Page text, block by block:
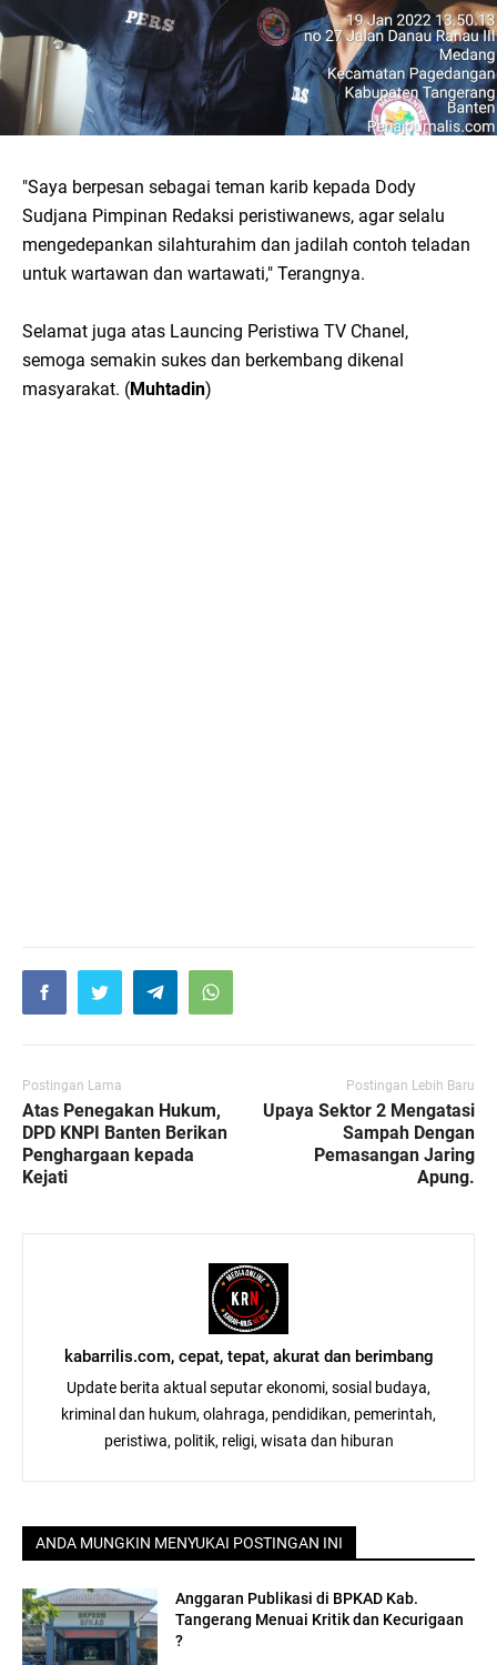
"Saya berpesan sebagai teman karib kepada Dody
Sudjana Pimpinan Redaksi peristiwanews, agar selalu
mengedepankan silahturahim dan jadilah contoh teladan
untuk wartawan dan wartawati," Terangnya.
Selamat juga atas Launcing Peristiwa TV Chanel,
semoga semakin sukes dan berkembang dikenal
masyarakat. (Muhtadin)
Postingan Lama
Atas Penegakan Hukum,
DPD KNPI Banten Berikan
Penghargaan kepada
Kejati
Postingan Lebih Baru
Upaya Sektor 2 Mengatasi
Sampah Dengan
Pemasangan Jaring
Apung.
kabarrilis.com, cepat, tepat, akurat dan berimbang
Update berita aktual seputar ekonomi, sosial budaya,
kriminal dan hukum, olahraga, pendidikan, pemerintah,
peristiwa, politik, religi, wisata dan hiburan
ANDA MUNGKIN MENYUKAI POSTINGAN INI
Anggaran Publikasi di BPKAD Kab.
Tangerang Menuai Kritik dan Kecurigaan
?